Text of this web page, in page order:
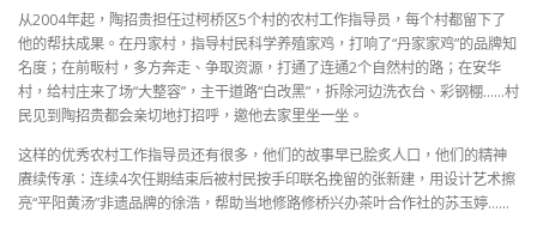
从2004年起，陶招贵担任过柯桥区5个村的农村工作指导员，每个村都留下了
他的帮扶成果。在丹家村，指导村民科学养殖家鸡，打响了“丹家家鸡”的品牌知
名度；在前畈村，多方奔走、争取资源，打通了连通2个自然村的路；在安华
村，给村庄来了场“大整容”，主干道路“白改黑”，拆除河边洗衣台、彩钢棚……村
民见到陶招贵都会亲切地打招呼，邀他去家里坐一坐。
这样的优秀农村工作指导员还有很多，他们的故事早已脍炙人口，他们的精神
赓续传承：连续4次任期结束后被村民按手印联名挽留的张新建，用设计艺术擦
亮“平阳黄汤”非遗品牌的徐浩，帮助当地修路修桥兴办茶叶合作社的苏玉婷……